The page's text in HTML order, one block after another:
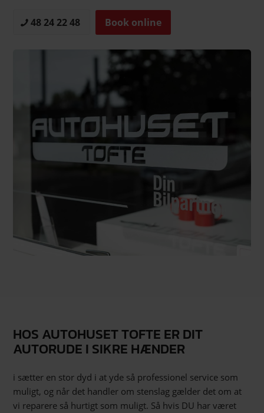
48 24 22 48 Book online
HOS AUTOHUSET TOFTE ER DIT
AUTORUDE I SIKRE HÆNDER
i sætter en stor dyd i at yde så professionel service som
muligt, og når det handler om stenslag gælder det om at
vi reparere så hurtigt som muligt. Så hvis DU har været